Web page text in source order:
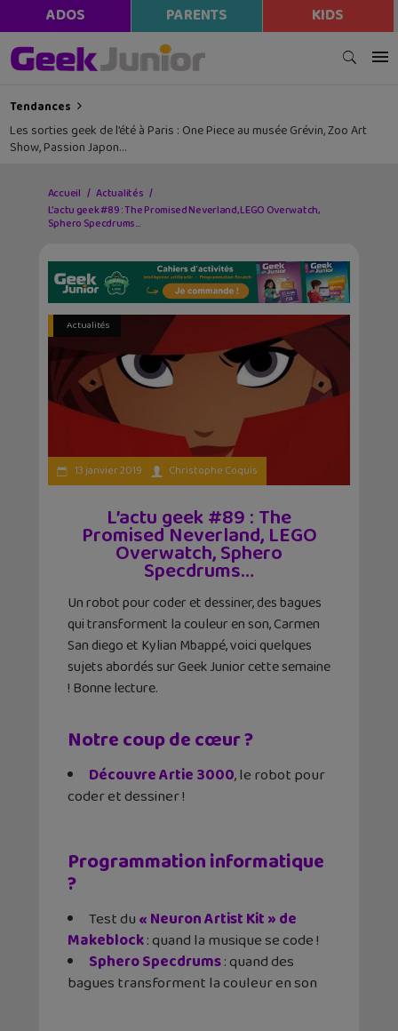
ADOS PARENTS KIDS
Tendances
Les sorties geek de l’été à Paris : One Piece au musée Grévin, Zoo Art
Show, Passion Japon…
Accueil
Actualités
L’actu geek #89 : The Promised Neverland, LEGO Overwatch,
Sphero Specdrums…
Actualités
13 janvier 2019 Christophe Coquis
L’actu geek #89 : The
Promised Neverland, LEGO
Overwatch, Sphero
Specdrums…
Un robot pour coder et dessiner, des bagues
qui transforment la couleur en son, Carmen
San diego et Kylian Mbappé, voici quelques
sujets abordés sur Geek Junior cette semaine
! Bonne lecture.
Notre coup de cœur ?
Découvre Artie 3000, le robot pour
coder et dessiner !
Programmation informatique
?
Test du« Neuron Artist Kit » de
Makeblock: quand la musique se code !
Sphero Specdrums: quand des
bagues transforment la couleur en son